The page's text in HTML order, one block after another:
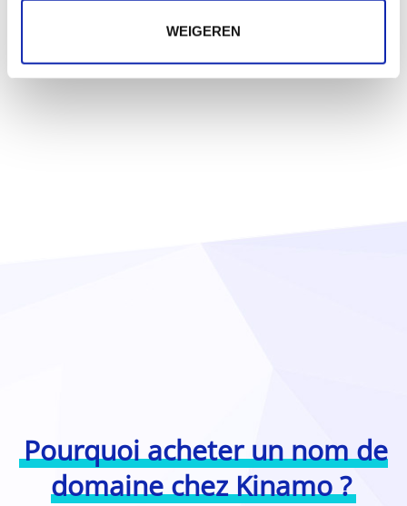
WEIGEREN
Pourquoi acheter un nom de
domaine chez Kinamo ?